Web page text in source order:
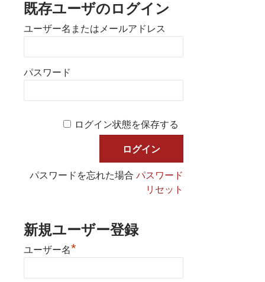
既存ユーザのログイン
ユーザー名またはメールアドレス
パスワード
ログイン状態を保存する
パスワードを忘れた場合パスワード
リセット
新規ユーザー登録
ユーザー名*